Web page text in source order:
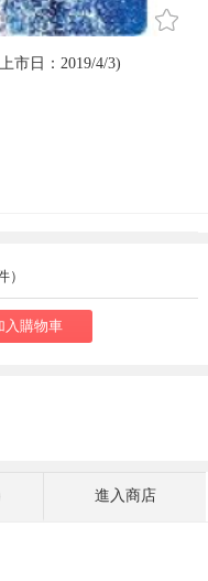
󰄔
市日：2019/4/3)
）
入購物車
進入商店